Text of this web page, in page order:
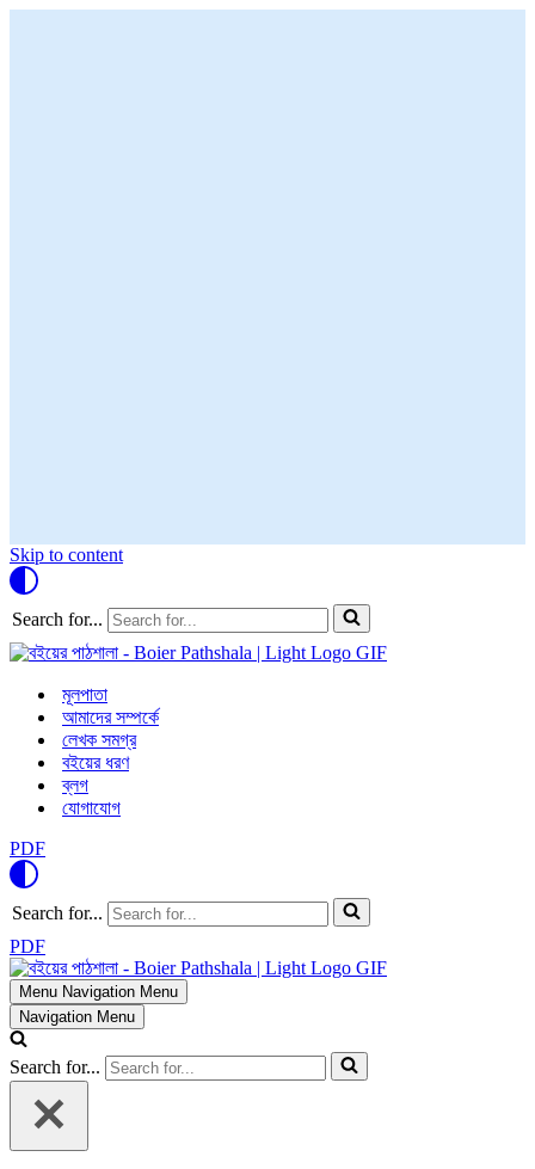
Skip to content
Search for...
মূলপাতা
আমাদের সম্পর্কে
লেখক সমগ্র
বইয়ের ধরণ
ব্লগ
যোগাযোগ
PDF
Search for...
PDF
Menu Navigation Menu
Navigation Menu
Search for...